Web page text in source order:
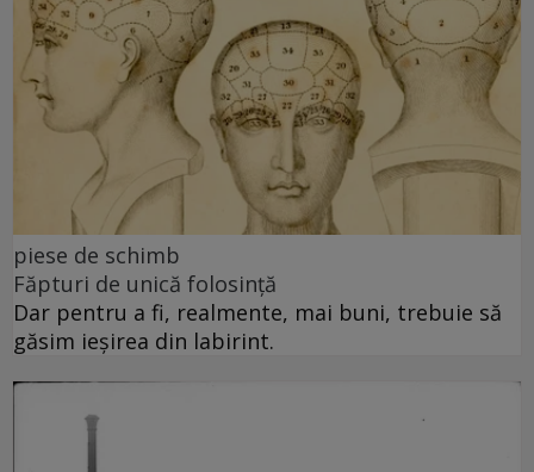
piese de schimb
Făpturi de unică folosință
Dar pentru a fi, realmente, mai buni, trebuie să
găsim ieșirea din labirint.